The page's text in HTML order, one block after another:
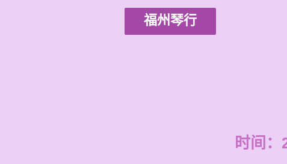
福州琴行
时间：